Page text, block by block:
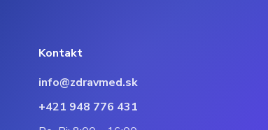
Kontakt
info@zdravmed.sk
+421 948 776 431